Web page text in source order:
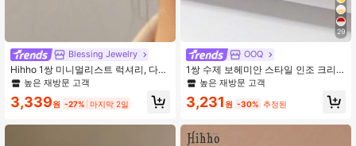
Blessing Jewelry
Hihho 1쌍 미니멀리스트 럭셔리, 다용
도, 우아한 기하학적 지르코니아 박힌
근, 캐주얼 의상에 적합
높은 재방문 고객
3,339원 -27% 마지막 2일
29
OOQ
1쌍 수제 보헤미안 스타일 인조 크리
스탈 & 씨드 비즈 귀걸이, 작은 기하학
머니의 날, 결혼식, 친구 및 연인을 위
가, 파티 착용에 적합 (수제 씨드 비즈
색상, 수량 및 배치는 무작위입니다)
높은 재방문 고객
3,231 원 -30% 추정된